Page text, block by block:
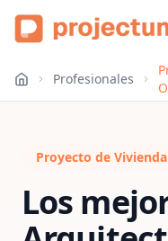
Profesionales
Proyecto de
Los